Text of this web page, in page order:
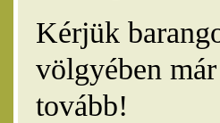
Kérjük
völgyében
tovább!